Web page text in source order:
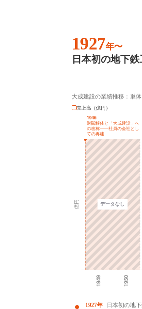
1927年〜
日本初の地下
大成建設の業績推移：単体
売上高（億円）
1927年 日本初の地